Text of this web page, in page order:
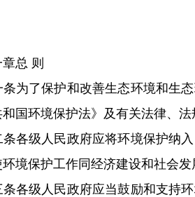
总 则
了保护和改善生态环境和生态
国环境保护法》及有关法律、
级人民政府应将环境保护纳入
境保护工作同经济建设和社会
级人民政府应当鼓励和支持环